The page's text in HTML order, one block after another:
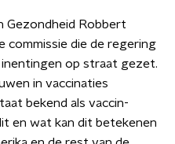
Gezondheid Robbert
commissie die de regering
op straat gezet.
in vaccinaties
bekend als vaccin-
en wat kan dit betekenen